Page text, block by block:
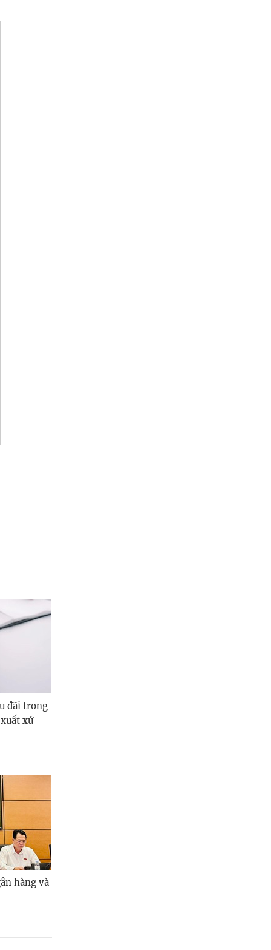
đãi trong
xứ
hàng và